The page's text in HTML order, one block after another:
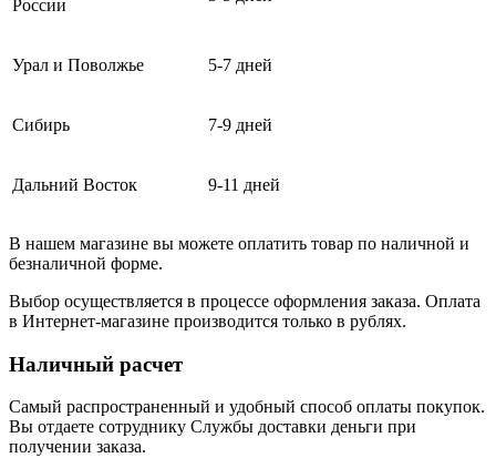
России
Урал и Поволжье 5-7 дней
Сибирь 7-9 дней
Дальний Восток 9-11 дней
В нашем магазине вы можете оплатить товар по наличной и
безналичной форме.
Выбор осуществляется в процессе оформления заказа. Оплата
в Интернет-магазине производится только в рублях.
Наличный расчет
Самый распространенный и удобный способ оплаты покупок.
Вы отдаете сотруднику Службы доставки деньги при
получении заказа.